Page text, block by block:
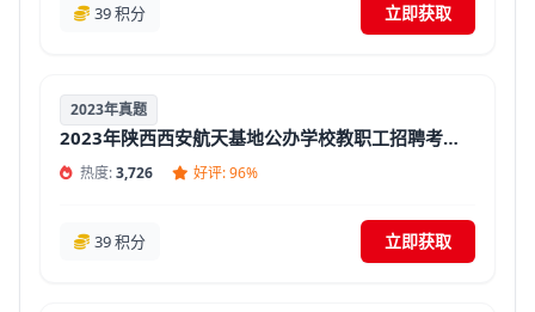
39 积分 立即获取
2023年真题
2023年陕西西安航天基地公办学校教职工招聘考试《教育基础知识》真题精选汇总【答案+解析】
热度:3,726 好评: 96%
39 积分 立即获取